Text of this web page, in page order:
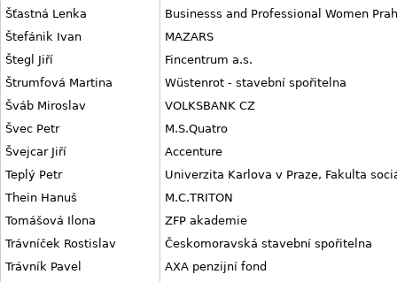
Šťastná Lenka
Businesss and Professional Women
Štefánik Ivan
MAZARS
Štegl Jiří
Fincentrum a.s.
Štrumfová Martina
Wüstenrot - stavební spořitelna
Šváb Miroslav
VOLKSBANK CZ
Švec Petr
M.S.Quatro
Švejcar Jiří
Accenture
Teplý Petr
Univerzita Karlova v Praze, Fakulta
Thein Hanuš
M.C.TRITON
Tomášová Ilona
ZFP akademie
Trávníček Rostislav
Českomoravská stavební spořitelna
Trávník Pavel
AXA penzijní fond